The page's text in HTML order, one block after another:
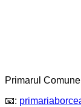
Primarul
📧: